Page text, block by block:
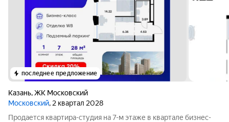
последнее предложение
Казань,ЖК Московский
Московский, 2 квартал 2028
Продается квартира-студия на 7-м этаже в квартале бизнес-